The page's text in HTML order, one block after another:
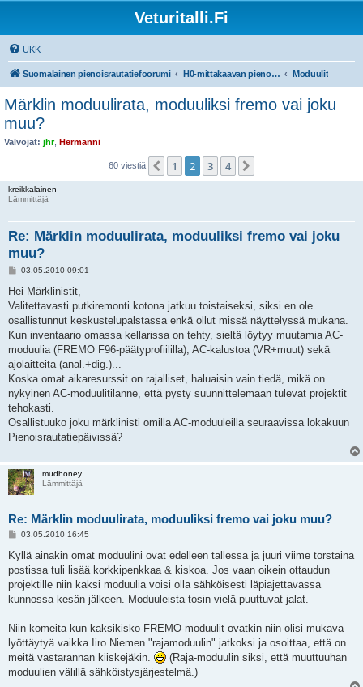
Veturitalli.Fi
UKK
Suomalainen pienoisrautatiefoorumi H0-mittakaavan pienoisrautatiet Moduulit
Märklin moduulirata, moduuliksi fremo vai joku
muu?
Valvojat: jhr, Hermanni
60 viestiä Edellinen
1 2 3 4
kreikkalainen
Lämmittäjä
Re: Märklin moduulirata, moduuliksi fremo vai joku
muu?
V
e
t
i
03.05.2010 09:01
Hei Märklinistit,
Valitettavasti putkiremonti kotona jatkuu toistaiseksi, siksi en ole
osallistunnut keskustelupalstassa enkä ollut missä näyttelyssä mukana.
Kun inventaario omassa kellarissa on tehty, sieltä löytyy muutamia AC-
moduulia (FREMO F96-päätyprofiililla), AC-kalustoa (VR+muut) sekä
ajolaitteita (anal.+dig.)...
Koska omat aikaresurssit on rajalliset, haluaisin vain tiedä, mikä on
nykyinen AC-moduulitilanne, että pysty suunnittelemaan tulevat projektit
tehokasti.
Osallistuuko joku märklinisti omilla AC-moduuleilla seuraavissa lokakuun
Pienoisrautatiepäivissä?
mudhoney
Lämmittäjä
Re: Märklin moduulirata, moduuliksi fremo vai joku muu?
V
e
s
t
i
03.05.2010 16:45
Kyllä ainakin omat moduulini ovat edelleen tallessa ja juuri viime torstaina
postissa tuli lisää korkkipenkkaa & kiskoa. Jos vaan oikein ottaudun
projektille niin kaksi moduulia voisi olla sähköisesti läpiajettavassa
kunnossa kesän jälkeen. Moduuleista tosin vielä puuttuvat jalat.
Niin komeita kun kaksikisko-FREMO-moduulit ovatkin niin olisi mukava
lyöttäytyä vaikka Iiro Niemen "rajamoduulin" jatkoksi ja osoittaa, että on
meitä vastarannan kiiskejäkin.
(Raja-moduulin siksi, että muuttuuhan
moduulien välillä sähköistysjärjestelmä.)